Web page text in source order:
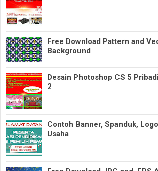
Free Download Pattern and
Background
Desain Photoshop CS 5
2
Contoh Banner, Spanduk,
Usaha